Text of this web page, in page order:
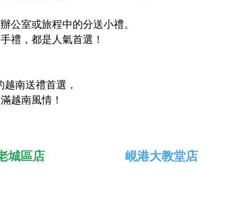
公室或旅程中的分送小禮。
禮，都是人氣首選！
南送禮首選，
越南風情！
城區店 峴港大教堂店